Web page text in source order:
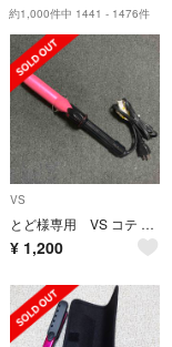
約1,000件中 1441 - 1476件
VS
とど様専用 VS コテ 32mm
¥ 1,200